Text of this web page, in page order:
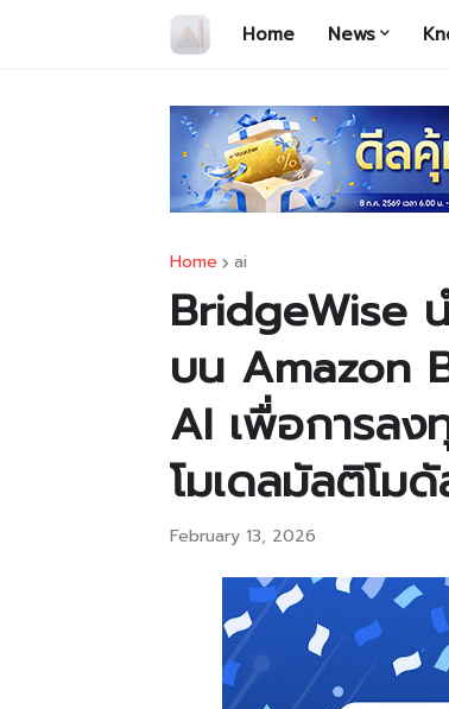
Home News
Home ai
BridgeWise
บน Amazon
AI เพื่อการล
โมเดลมัลติโม
February 13, 2026